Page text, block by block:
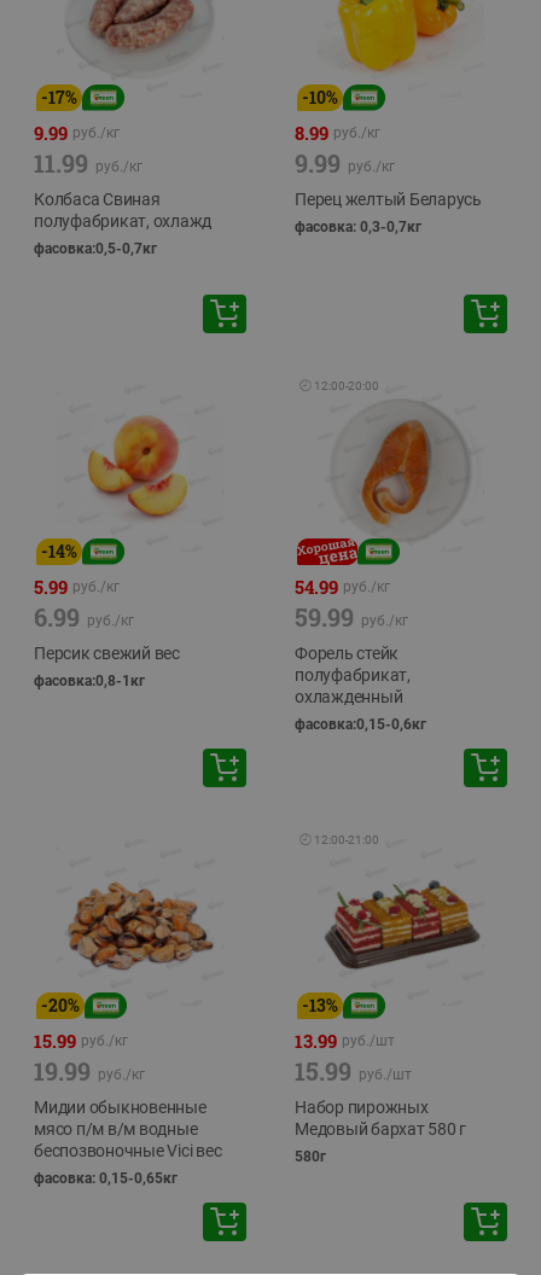
-17%
9.99 руб./кг
11.99 руб./кг
Колбаса Свиная
полуфабрикат, охлажд
фасовка:0,5-0,7кг
-10%
8.99 руб./кг
9.99 руб./кг
Перец желтый Беларусь
фасовка: 0,3-0,7кг
-14%
5.99 руб./кг
6.99 руб./кг
Персик свежий вес
фасовка:0,8-1кг
🕘 12:00-20:00
54.99 руб./кг
59.99 руб./кг
Форель стейк
полуфабрикат,
охлажденный
фасовка:0,15-0,6кг
-20%
15.99 руб./кг
19.99 руб./кг
Мидии обыкновенные
мясо п/м в/м водные
беспозвоночные Vici вес
фасовка: 0,15-0,65кг
🕘 12:00-21:00
-13%
13.99 руб./шт
15.99 руб./шт
Набор пирожных
Медовый бархат 580 г
580г